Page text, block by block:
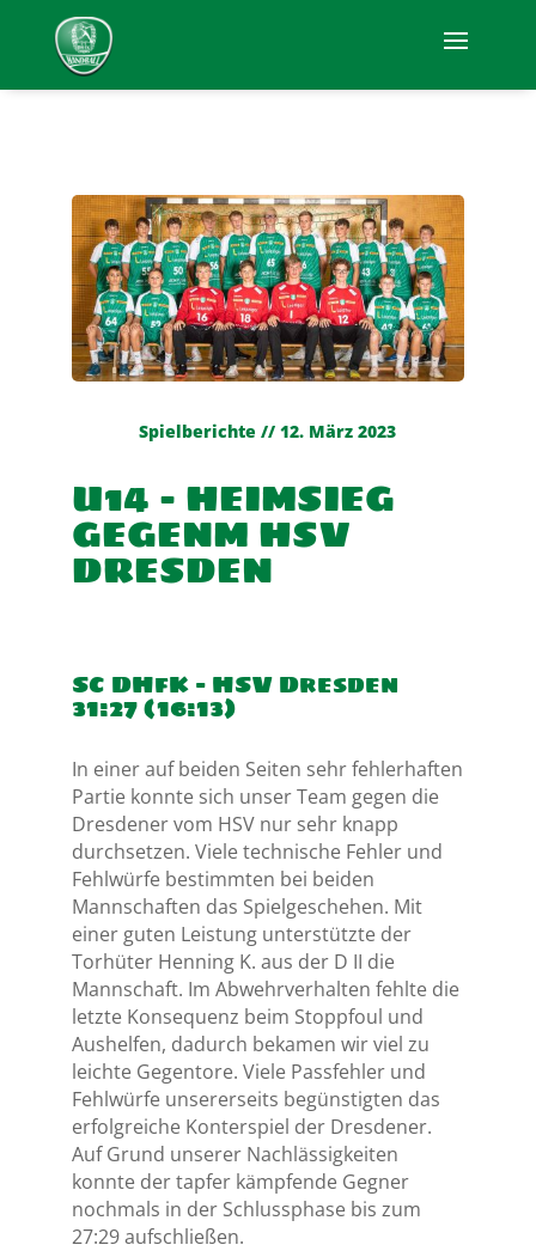
Spielberichte // 12. März 2023
U14 – HEIMSIEG
GEGENM HSV
DRESDEN
SC DHfK – HSV Dresden
31:27 (16:13)
In einer auf beiden Seiten sehr fehlerhaften
Partie konnte sich unser Team gegen die
Dresdener vom HSV nur sehr knapp
durchsetzen. Viele technische Fehler und
Fehlwürfe bestimmten bei beiden
Mannschaften das Spielgeschehen. Mit
einer guten Leistung unterstützte der
Torhüter Henning K. aus der D II die
Mannschaft. Im Abwehrverhalten fehlte die
letzte Konsequenz beim Stoppfoul und
Aushelfen, dadurch bekamen wir viel zu
leichte Gegentore. Viele Passfehler und
Fehlwürfe unsererseits begünstigten das
erfolgreiche Konterspiel der Dresdener.
Auf Grund unserer Nachlässigkeiten
konnte der tapfer kämpfende Gegner
nochmals in der Schlussphase bis zum
27:29 aufschließen.